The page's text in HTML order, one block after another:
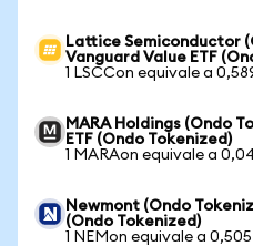
Lattice Semiconductor
Vanguard Value ETF
1 LSCCon equivale a
MARA Holdings (Ondo
ETF (Ondo Tokenized)
1 MARAon equivale a
Newmont (Ondo
(Ondo Tokenized)
1 NEMon equivale a